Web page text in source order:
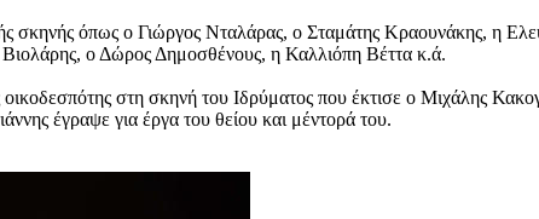
σκηνής όπως ο Γιώργος Νταλάρας, ο Σταμάτης Κραουνάκης, η
ο Δώρος Δημοσθένους, η Καλλιόπη Βέττα κ.ά.
στη σκηνή του Ιδρύματος που έκτισε ο Μιχάλης
έγραψε για έργα του θείου και μέντορά του.